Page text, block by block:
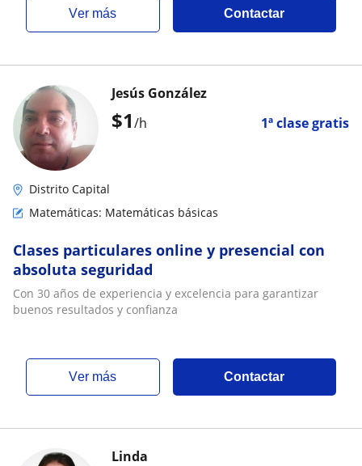
ver más Contactar
$1/h 1ª clase gratis
Jesús González
Distrito Capital
Matemáticas: Matemáticas básicas
Clases particulares online y presencial con
absoluta seguridad
Con 30 años de experiencia y excelencia para garantizar
buenos resultados y confianza
ver más Contactar
Linda